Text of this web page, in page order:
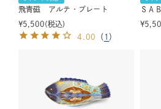
飛青磁 アルテ・プレート
¥5,500 税込
4.00
（ 1 ）
ＳＡ
¥